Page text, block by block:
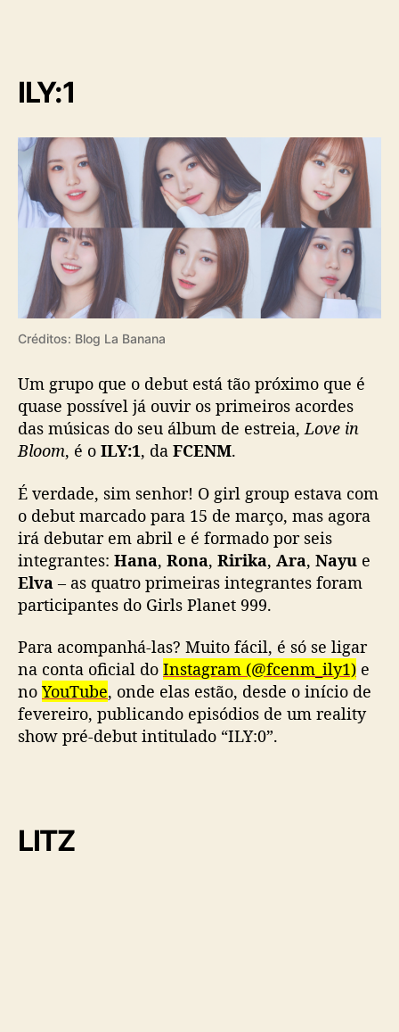
ILY:1
Créditos: Blog La Banana
Um grupo que o debut está tão próximo que é
quase possível já ouvir os primeiros acordes
das músicas do seu álbum de estreia,Love in
Bloom, é o ILY:1, da FCENM.
É verdade, sim senhor! O girl group estava com
o debut marcado para 15 de março, mas agora
irá debutar em abril e é formado por seis
integrantes: Hana, Rona, Ririka, Ara, Nayu e
Elva – as quatro primeiras integrantes foram
participantes do Girls Planet 999.
Para acompanhá-las? Muito fácil, é só se ligar
na conta oficial do Instagram (@fcenm_ily1) e
no YouTube, onde elas estão, desde o início de
fevereiro, publicando episódios de um reality
show pré-debut intitulado “ILY:0”.
LITZ